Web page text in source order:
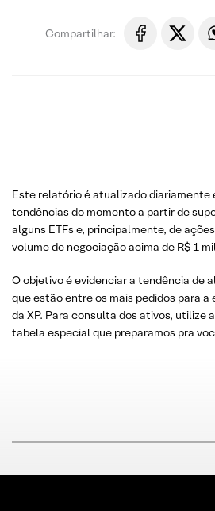
Compartilhar:
Este relatório é atualizado diariamente
tendências do momento a partir de
alguns ETFs e, principalmente, de
volume de negociação acima de R$ 1
O objetivo é evidenciar a tendência de
que estão entre os mais pedidos para a
da XP. Para consulta dos ativos, utilize
tabela especial que preparamos pra